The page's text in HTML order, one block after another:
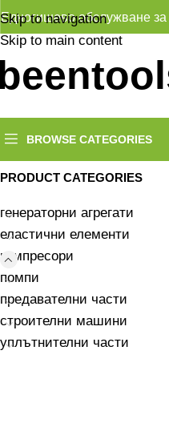
Skip to navigation
Skip to main content
Едногишево обслужване за
BROWSE CATEGORIES
PRODUCT CATEGORIES
генераторни агрегати
еластични елементи
компресори
помпи
предавателни части
строителни машини
уплътнителни части